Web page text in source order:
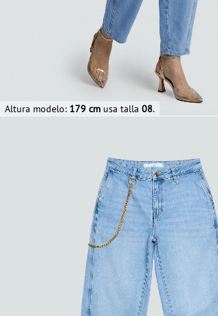
Altura modelo: 179 cm usa talla 08.